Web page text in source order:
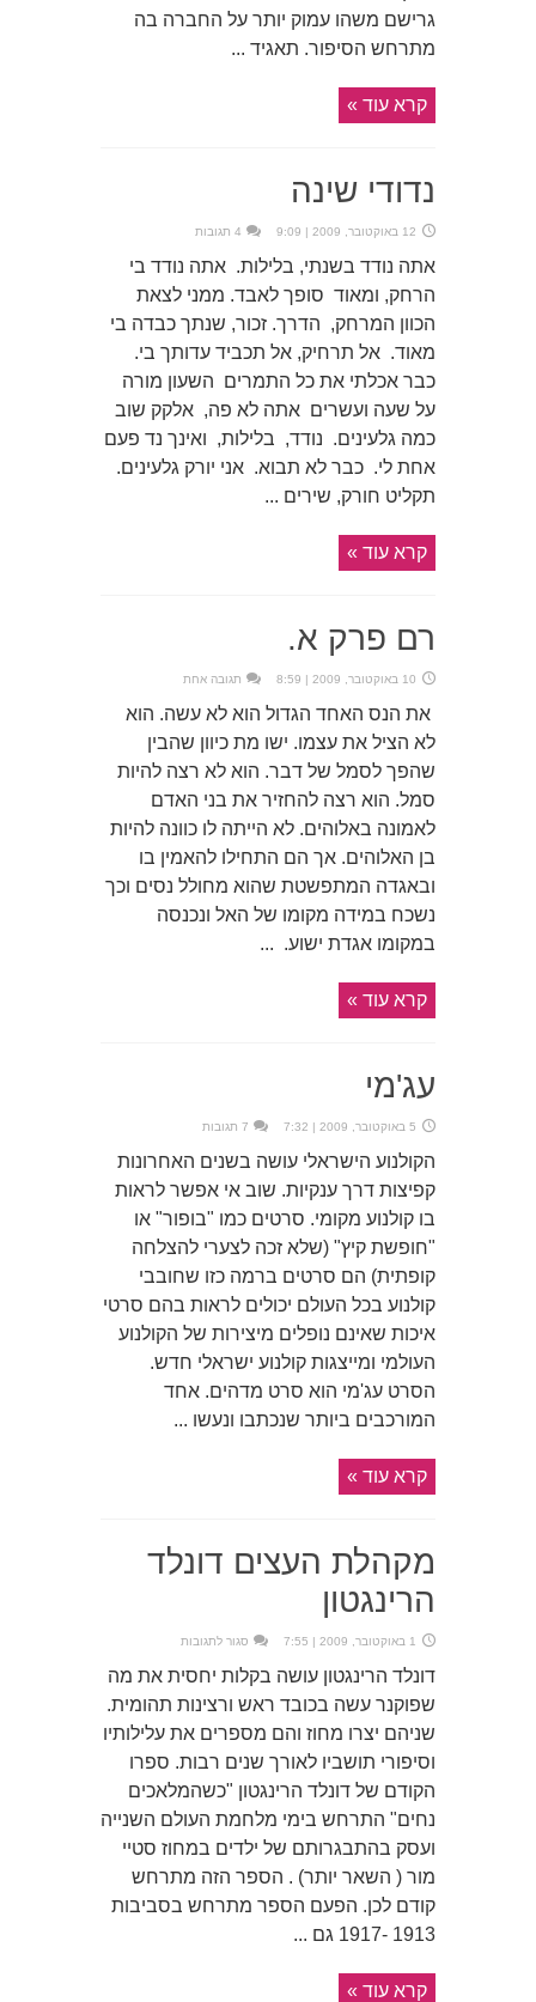
גרישם משהו עמוק יותר על החברה בה
מתרחש הסיפור. תאגיד ...
קרא עוד »
נדודי שינה
12 באוקטובר, 2009 | 9:09 4 תגובות
אתה נודד בשנתי, בלילות. אתה נודד בי
הרחק, ומאוד סופך לאבד. ממני לצאת
הכוון המרחק, הדרך. זכור, שנתך כבדה בי
מאוד. אל תרחיק, אל תכביד עדותך בי.
כבר אכלתי את כל התמרים השעון מורה
על שעה ועשרים אתה לא פה, אלקק שוב
כמה גלעינים. נודד, בלילות, ואינך נד פעם
אחת לי. כבר לא תבוא. אני יורק גלעינים.
תקליט חורק, שירים ...
קרא עוד »
רם פרק א.
10 באוקטובר, 2009 | 8:59 תגובה אחת
את הנס האחד הגדול הוא לא עשה. הוא
לא הציל את עצמו. ישו מת כיוון שהבין
שהפך לסמל של דבר. הוא לא רצה להיות
סמל. הוא רצה להחזיר את בני האדם
לאמונה באלוהים. לא הייתה לו כוונה להיות
בן האלוהים. אך הם התחילו להאמין בו
ובאגדה המתפשטת שהוא מחולל נסים וכך
נשכח במידה מקומו של האל ונכנסה
במקומו אגדת ישוע. ...
קרא עוד »
עג'מי
5 באוקטובר, 2009 | 7:32 7 תגובות
הקולנוע הישראלי עושה בשנים האחרונות
קפיצות דרך ענקיות. שוב אי אפשר לראות
בו קולנוע מקומי. סרטים כמו "בופור" או
"חופשת קיץ" (שלא זכה לצערי להצלחה
קופתית) הם סרטים ברמה כזו שחובבי
קולנוע בכל העולם יכולים לראות בהם סרטי
איכות שאינם נופלים מיצירות של הקולנוע
העולמי ומייצגות קולנוע ישראלי חדש.
הסרט עג'מי הוא סרט מדהים. אחד
המורכבים ביותר שנכתבו ונעשו ...
קרא עוד »
מקהלת העצים דונלד
הרינגטון
1 באוקטובר, 2009 | 7:55 סגור לתגובות
דונלד
דונלד הרינגטון עושה בקלות יחסית את מה
שפוקנר עשה בכובד ראש ורצינות תהומית.
שניהם יצרו מחוז והם מספרים את עלילותיו
וסיפורי תושביו לאורך שנים רבות. ספרו
הקודם של דונלד הרינגטון "כשהמלאכים
נחים" התרחש בימי מלחמת העולם השנייה
ועסק בהתבגרותם של ילדים במחוז סטיי
מור ( השאר יותר) . הספר הזה מתרחש
קודם לכן. הפעם הספר מתרחש בסביבות
1913 -1917 גם ...
קרא עוד »